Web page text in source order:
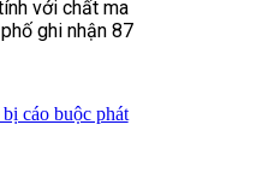
với chất ma
ghi nhận 87
cáo buộc phát